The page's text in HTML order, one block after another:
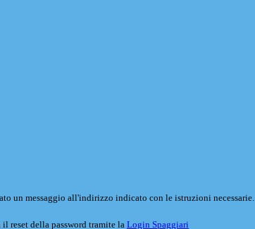
un messaggio all'indirizzo indicato con le istruzioni necessarie.
reset della password tramite la Login Spaggiari